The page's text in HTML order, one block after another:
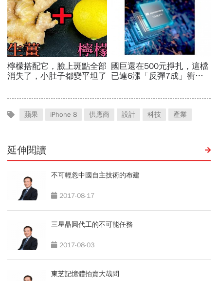
蘋果 iPhone 8 供應商 設計 科技 產業
延伸閱讀
不可輕忽中國自主技術的布建
2017-08-17
三星晶圓代工的不可能任務
2017-08-03
東芝記憶體拍賣大哉問